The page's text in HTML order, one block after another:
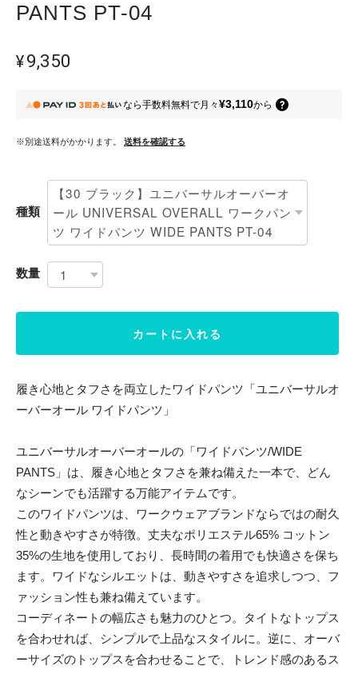
PANTS PT-04
¥9,350
なら手数料無料で月々¥3,110から
※別途送料がかかります。 送料を確認する
種類
数量
カートに入れる
履き心地とタフさを両立したワイドパンツ「ユニバーサルオ
ーバーオール ワイドパンツ」
ユニバーサルオーバーオールの「ワイドパンツ/WIDE
PANTS」は、履き心地とタフさを兼ね備えた一本で、どん
なシーンでも活躍する万能アイテムです。
このワイドパンツは、ワークウェアブランドならではの耐久
性と動きやすさが特徴。丈夫なポリエステル65% コットン
35%の生地を使用しており、長時間の着用でも快適さを保ち
ます。ワイドなシルエットは、動きやすさを追求しつつ、フ
ァッション性も兼ね備えています。
コーディネートの幅広さも魅力のひとつ。タイトなトップス
を合わせれば、シンプルで上品なスタイルに。逆に、オーバ
ーサイズのトップスを合わせることで、トレンド感のあるス